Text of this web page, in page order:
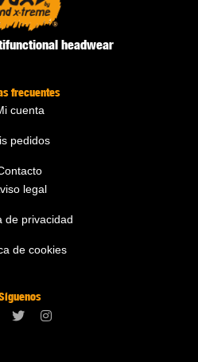
headwear
frecuentes
cuenta
pedidos
legal
de privacidad
de cookies